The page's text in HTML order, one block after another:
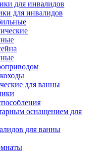
для инвалидов
для инвалидов
для ванны
оснащением для
для ванны